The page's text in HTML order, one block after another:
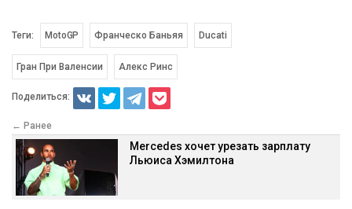
Теги: MotoGP Франческо Баньяя Ducati
Гран При Валенсии Алекс Ринс
Поделиться:
← Ранее
Mercedes хочет урезать зарплату
Льюиса Хэмилтона